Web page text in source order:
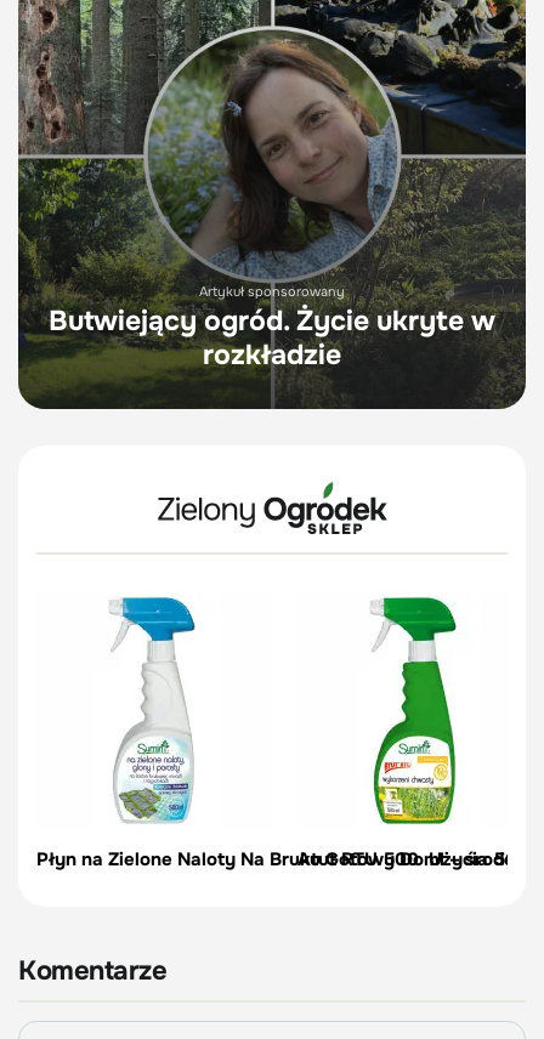
Artykuł sponsorowany
Butwiejący ogród. Życie ukryte w
rozkładzie
Płyn na Zielone Naloty Na Bruku Gotowy Do Użycia 500
Atut RTU 500 ml – środek
Komentarze